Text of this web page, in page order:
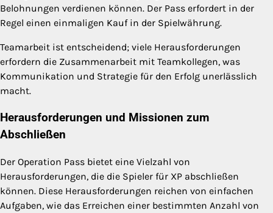
Belohnungen verdienen können. Der Pass erfordert in der
Regel einen einmaligen Kauf in der Spielwährung.
Teamarbeit ist entscheidend; viele Herausforderungen
erfordern die Zusammenarbeit mit Teamkollegen, was
Kommunikation und Strategie für den Erfolg unerlässlich
macht.
Herausforderungen und Missionen zum
Abschließen
Der Operation Pass bietet eine Vielzahl von
Herausforderungen, die die Spieler für XP abschließen
können. Diese Herausforderungen reichen von einfachen
Aufgaben, wie das Erreichen einer bestimmten Anzahl von